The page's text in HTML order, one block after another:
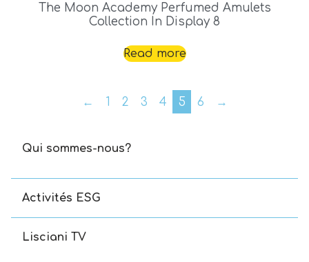
The Moon Academy Perfumed Amulets
Collection In Display 8
Read more
← 1 2 3 4 5 6 →
Qui sommes-nous?
Activités ESG
Lisciani TV